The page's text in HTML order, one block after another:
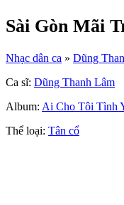
Sài Gòn Mãi
Nhạc dân ca » Dũng
Ca sĩ: Dũng Thanh Lâm
Album: Ai Cho Tôi Tình
Thể loại: Tân cổ